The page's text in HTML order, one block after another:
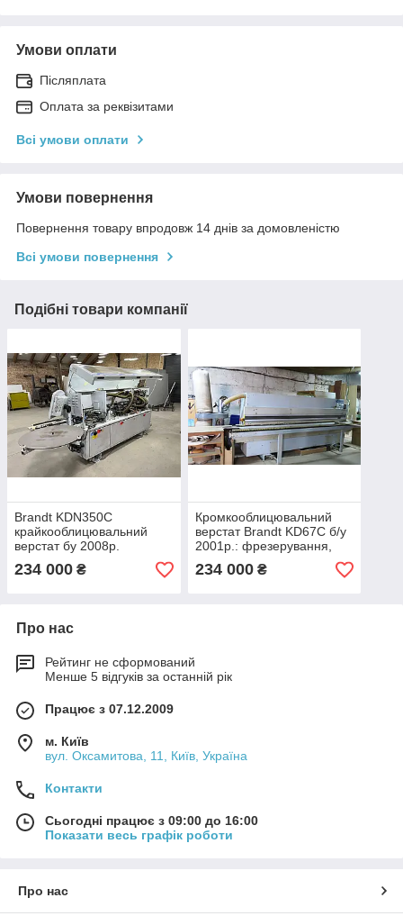
Умови оплати
Післяплата
Оплата за реквізитами
Всі умови оплати
Умови повернення
Повернення товару впродовж 14 днів за домовленістю
Всі умови повернення
Подібні товари компанії
Brandt KDN350C
крайкооблицювальний
верстат бу 2008р.
(торцювання,
фрезерування, раунд,
234 000 ₴
Кромкооблицювальний
верстат Brandt KD67C б/у
2001р.: фрезерування,
торцювання, раунд,
циклювання та
234 000₴
Про нас
Рейтинг не сформований
Менше 5 відгуків за останній рік
Працює з 07.12.2009
м. Київ
вул. Оксамитова, 11, Київ, Україна
Контакти
Сьогодні працює з 09:00 до 16:00
Показати весь графік роботи
Про нас